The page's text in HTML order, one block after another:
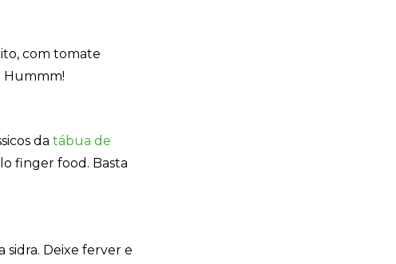
com tomate
Hummm!
da tábua de
finger food. Basta
Deixe ferver e